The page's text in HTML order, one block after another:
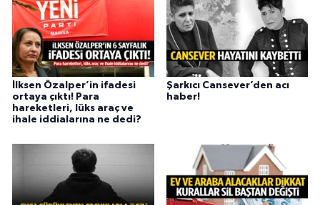
İlksen Özalper’in ifadesi
ortaya çıktı! Para
hareketleri, lüks araç ve
ihale iddialarına ne dedi?
Şarkıcı Cansever’den acı
haber!